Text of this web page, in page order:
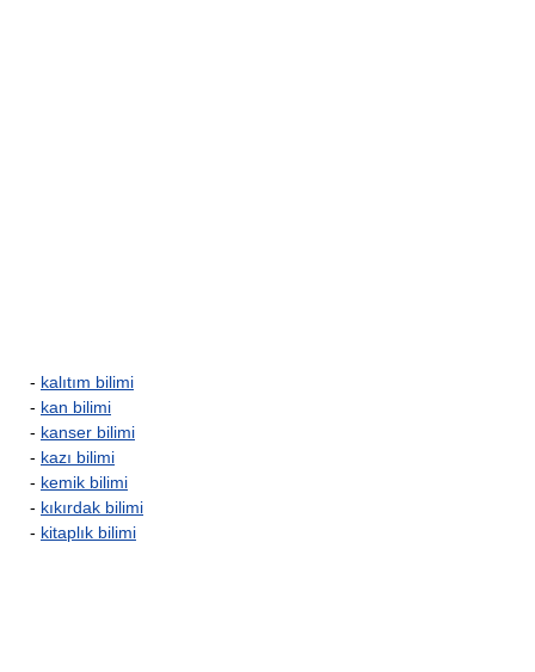
- kalıtım bilimi
- kan bilimi
- kanser bilimi
- kazı bilimi
- kemik bilimi
- kıkırdak bilimi
- kitaplık bilimi